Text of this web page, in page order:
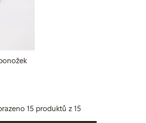
15 produktů z 15